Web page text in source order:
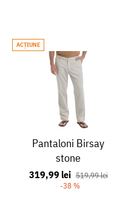
ACŢIUNE
Pantaloni Birsay
stone
319,99 lei 519,99 lei
-38 %